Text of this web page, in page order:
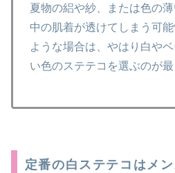
夏物の絽や紗、または色の薄
中の肌着が透けてしまう可
ような場合は、やはり白や
い色のステテコを選ぶのが最
定番の白ステテコはメ